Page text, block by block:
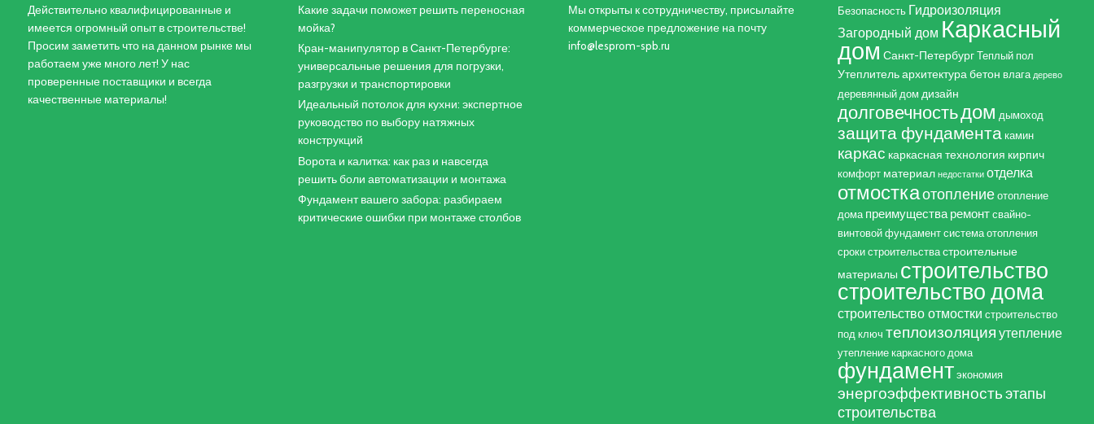
Действительно квалифицированные и
имеется огромный опыт в строительстве!
Просим заметить что на данном рынке мы
работаем уже много лет! У нас
проверенные поставщики и всегда
качественные материалы!
Какие задачи поможет решить переносная
мойка?
Кран-манипулятор в Санкт-Петербурге:
универсальные решения для погрузки,
разгрузки и транспортировки
Идеальный потолок для кухни: экспертное
руководство по выбору натяжных
конструкций
Ворота и калитка: как раз и навсегда
решить боли автоматизации и монтажа
Фундамент вашего забора: разбираем
критические ошибки при монтаже столбов
Мы открыты к сотрудничеству, присылайте
коммерческое предложение на почту
info@lesprom-spb.ru
Безопасность Гидроизоляция
Загородный дом Каркасный
дом Санкт-Петербург Теплый пол
Утеплительархитектурабетон влага дерево
деревянный дом дизайн
долговечностьдом дымоход
защита фундамента камин
каркас каркасная технология кирпич
комфорт материал недостатки отделка
отмосткаотопление отопление
дома преимущества ремонт свайно-
винтовой фундамент система отопления
сроки строительства строительные
материалы строительство
строительство дома
строительство отмостки строительство
под ключ теплоизоляция утепление
утепление каркасного дома
фундамент экономия
энергоэффективность этапы
строительства